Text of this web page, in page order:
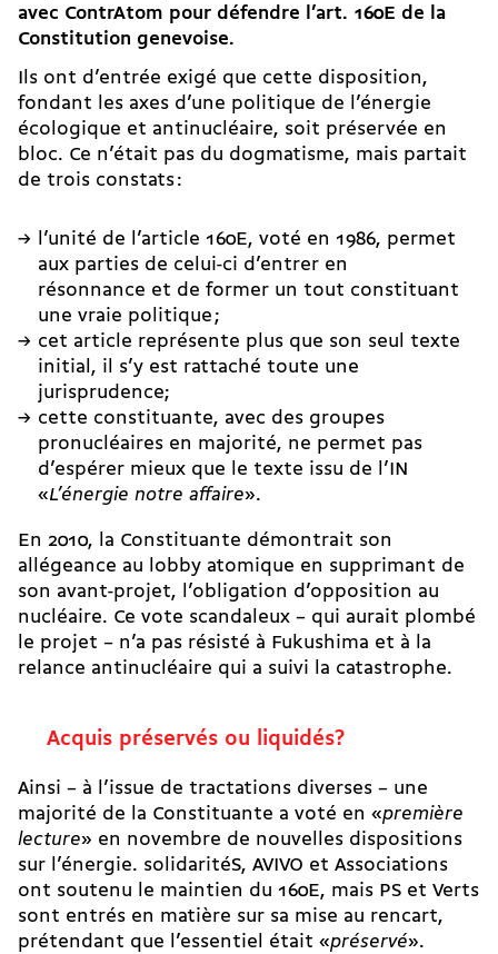
avec ContrAtom pour défendre l’art. 160E de la
Constitution genevoise.
Ils ont d’entrée exigé que cette disposition,
fondant les axes d’une politique de l’énergie
écologique et antinucléaire, soit préservée en
bloc. Ce n’était pas du dogmatisme, mais partait
de trois constats :
l’unité de l’article 160E, voté en 1986, permet
aux parties de celui-ci d’entrer en
résonnance et de former un tout constituant
une vraie politique ;
cet article représente plus que son seul texte
initial, il s’y est rattaché toute une
jurisprudence;
cette constituante, avec des groupes
pronucléaires en majorité, ne permet pas
d’espérer mieux que le texte issu de l’IN
«L’énergie notre affaire».
En 2010, la Constituante démontrait son
allégeance au lobby atomique en supprimant de
son avant-projet, l’obligation d’opposition au
nucléaire. Ce vote scandaleux – qui aurait plombé
le projet – n’a pas résisté à Fukushima et à la
relance antinucléaire qui a suivi la catastrophe.
Acquis préservés ou liquidés?
Ainsi – à l’issue de tractations diverses – une
majorité de la Constituante a voté en «première
lecture» en novembre de nouvelles dispositions
sur l’énergie. solidaritéS, AVIVO et Associations
ont soutenu le maintien du 160E, mais PS et Verts
sont entrés en matière sur sa mise au rencart,
prétendant que l’essentiel était «préservé».